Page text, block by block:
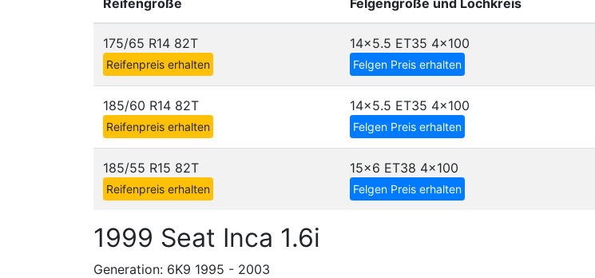
Reifengröße Felgengröße und Lochkreis
175/65 R14 82T
Reifenpreis erhalten
14x5.5 ET35 4x100
Felgen Preis erhalten
185/60 R14 82T
Reifenpreis erhalten
14x5.5 ET35 4x100
Felgen Preis erhalten
185/55 R15 82T
Reifenpreis erhalten
15x6 ET38 4x100
Felgen Preis erhalten
1999 Seat Inca 1.6i
Generation: 6K9 1995 - 2003